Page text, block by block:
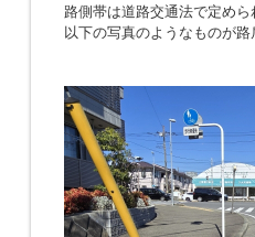
路側帯は道路交通法で定め
以下の写真のようなものが路